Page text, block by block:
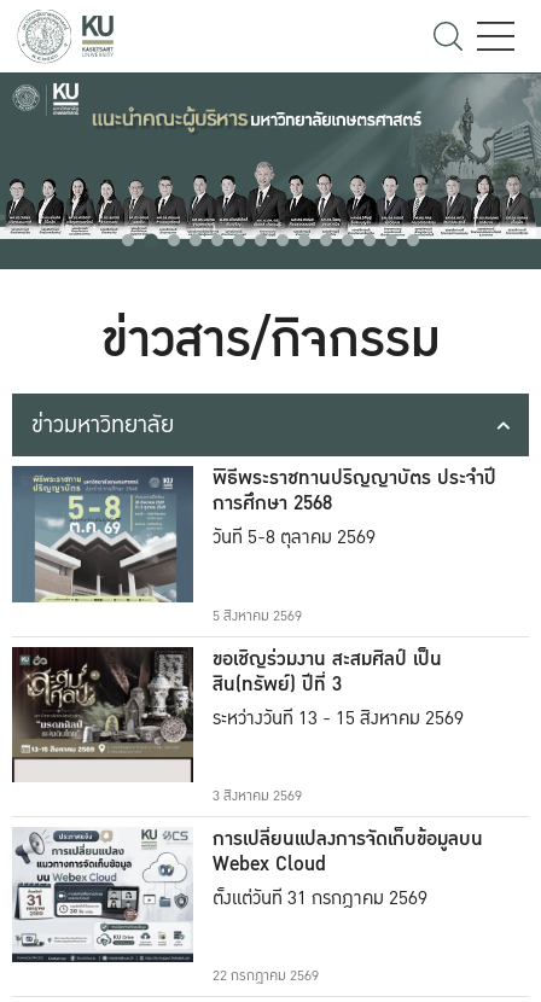
ข่าวสาร/กิจกรรม
ข่าวมหาวิทยาลัย
พิธีพระราชทานปริญญาบัตร ประจำปี
การศึกษา 2568
วันที่ 5-8 ตุลาคม 2569
5 สิงหาคม 2569
ขอเชิญร่วมงาน สะสมศิลป์ เป็น
สิน(ทรัพย์) ปีที่ 3
ระหว่างวันที่ 13 - 15 สิงหาคม 2569
3 สิงหาคม 2569
การเปลี่ยนแปลงการจัดเก็บข้อมูลบน
Webex Cloud
ตั้งแต่วันที่ 31 กรกฎาคม 2569
22 กรกฎาคม 2569